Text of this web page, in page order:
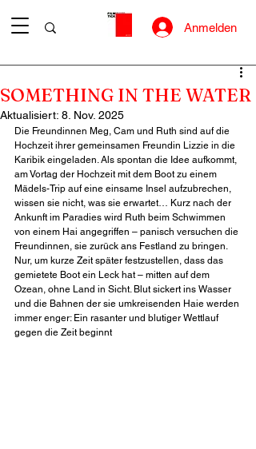
Anmelden
SOMETHING IN THE WATER
Aktualisiert: 8. Nov. 2025
Die Freundinnen Meg, Cam und Ruth sind auf die
Hochzeit ihrer gemeinsamen Freundin Lizzie in die
Karibik eingeladen. Als spontan die Idee aufkommt,
am Vortag der Hochzeit mit dem Boot zu einem
Mädels-Trip auf eine einsame Insel aufzubrechen,
wissen sie nicht, was sie erwartet… Kurz nach der
Ankunft im Paradies wird Ruth beim Schwimmen
von einem Hai angegriffen – panisch versuchen die
Freundinnen, sie zurück ans Festland zu bringen.
Nur, um kurze Zeit später festzustellen, dass das
gemietete Boot ein Leck hat – mitten auf dem
Ozean, ohne Land in Sicht. Blut sickert ins Wasser
und die Bahnen der sie umkreisenden Haie werden
immer enger: Ein rasanter und blutiger Wettlauf
gegen die Zeit beginnt